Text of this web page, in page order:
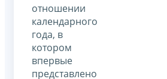
отношении
календарного
года, в
котором
впервые
представлено